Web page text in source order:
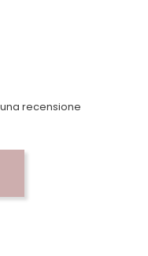
recensione